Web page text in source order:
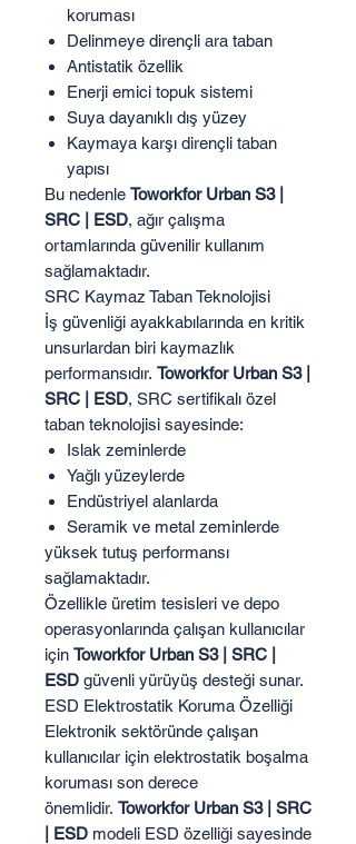
koruması
Delinmeye dirençli ara taban
Antistatik özellik
Enerji emici topuk sistemi
Suya dayanıklı dış yüzey
Kaymaya karşı dirençli taban
yapısı
Bu nedenle Toworkfor Urban S3 |
SRC | ESD, ağır çalışma
ortamlarında güvenilir kullanım
sağlamaktadır.
SRC Kaymaz Taban Teknolojisi
İş güvenliği ayakkabılarında en kritik
unsurlardan biri kaymazlık
performansıdır. Toworkfor Urban S3 |
SRC | ESD, SRC sertifikalı özel
taban teknolojisi sayesinde:
Islak zeminlerde
Yağlı yüzeylerde
Endüstriyel alanlarda
Seramik ve metal zeminlerde
yüksek tutuş performansı
sağlamaktadır.
Özellikle üretim tesisleri ve depo
operasyonlarında çalışan kullanıcılar
için Toworkfor Urban S3 | SRC |
ESD güvenli yürüyüş desteği sunar.
ESD Elektrostatik Koruma Özelliği
Elektronik sektöründe çalışan
kullanıcılar için elektrostatik boşalma
koruması son derece
önemlidir. Toworkfor Urban S3 | SRC
| ESD modeli ESD özelliği sayesinde